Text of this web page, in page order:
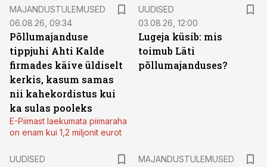
MAJANDUSTULEMUSED
06.08.26, 09:34
Põllumajanduse
tippjuhi Ahti Kalde
firmades käive üldiselt
kerkis, kasum samas
nii kahekordistus kui
ka sulas pooleks
E-Piimast laekumata piimaraha
on enam kui 1,2 miljonit eurot
UUDISED
03.08.26, 12:00
Lugeja küsib: mis
toimub Läti
põllumajanduses?
UUDISED
MAJANDUSTULEMUSED